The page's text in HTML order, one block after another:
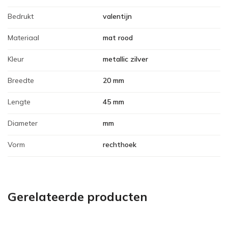
Bedrukt valentijn
Materiaal mat rood
Kleur metallic zilver
Breedte 20 mm
Lengte 45 mm
Diameter mm
Vorm rechthoek
Gerelateerde producten